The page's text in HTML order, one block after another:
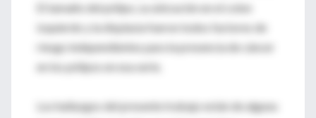
El tamaño del pólipo, su ubicación en el colon
izquierdo y la displasia fueron todos factores de
riesgo independientes para la presencia de cáncer
en los pólipos en esa serie.
Los hallazgos del presente trabajo están de alguna